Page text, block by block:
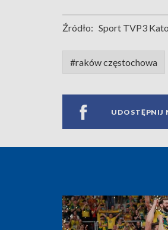
Źródło: Sport TVP3
#raków częstochowa
UDOSTĘPNIJ